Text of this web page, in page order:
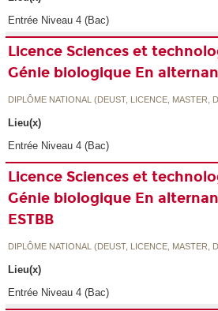
Entrée Niveau 4 (Bac)
Licence Sciences et
Génie biologique En
DIPLÔME NATIONAL (DEUST, LICENCE, MASTER,
Lieu(x)
Entrée Niveau 4 (Bac)
Licence Sciences et
Génie biologique En
ESTBB
DIPLÔME NATIONAL (DEUST, LICENCE, MASTER,
Lieu(x)
Entrée Niveau 4 (Bac)